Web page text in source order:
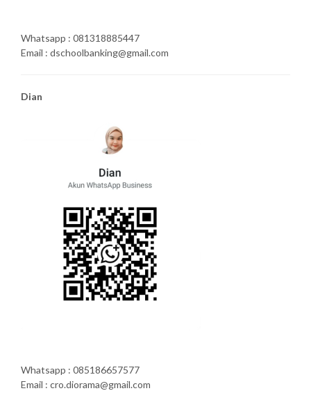
Whatsapp : 081318885447
Email : dschoolbanking@gmail.com
Dian
Whatsapp : 085186657577
Email : cro.diorama@gmail.com